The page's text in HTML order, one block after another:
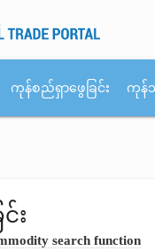
ကုန်စည်ရှာဖွေခြင်း ကုန်
း
search function